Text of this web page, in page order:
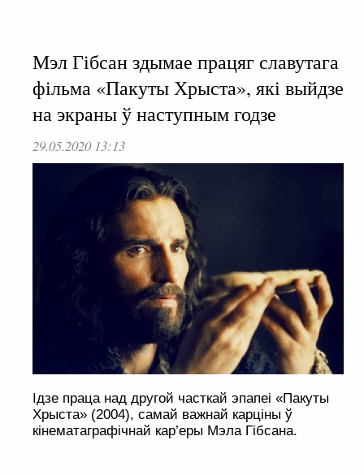
Мэл Гібсан здымае працяг славутага
фільма «Пакуты Хрыста», які выйдзе
на экраны ў наступным годзе
29.05.2020 13:13
Ідзе праца над другой часткай эпапеі «Пакуты
Хрыста» (2004), самай важнай карціны ў
кінематаграфічнай кар’еры Мэла Гібсана.